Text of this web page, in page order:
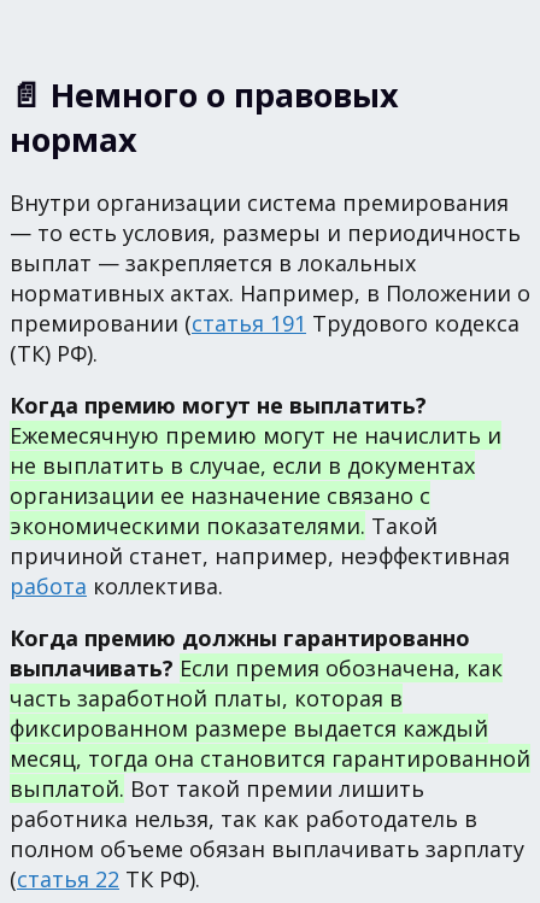
📄 Немного о правовых
нормах
Внутри организации система премирования
— то есть условия, размеры и периодичность
выплат — закрепляется в локальных
нормативных актах. Например, в Положении о
премировании (статья 191 Трудового кодекса
(ТК) РФ).
Когда премию могут не выплатить?
Ежемесячную премию могут не начислить и
не выплатить в случае, если в документах
организации ее назначение связано с
экономическими показателями. Такой
причиной станет, например, неэффективная
работа коллектива.
Когда премию должны гарантированно
выплачивать? Если премия обозначена, как
часть заработной платы, которая в
фиксированном размере выдается каждый
месяц, тогда она становится гарантированной
выплатой. Вот такой премии лишить
работника нельзя, так как работодатель в
полном объеме обязан выплачивать зарплату
(статья 22 ТК РФ).